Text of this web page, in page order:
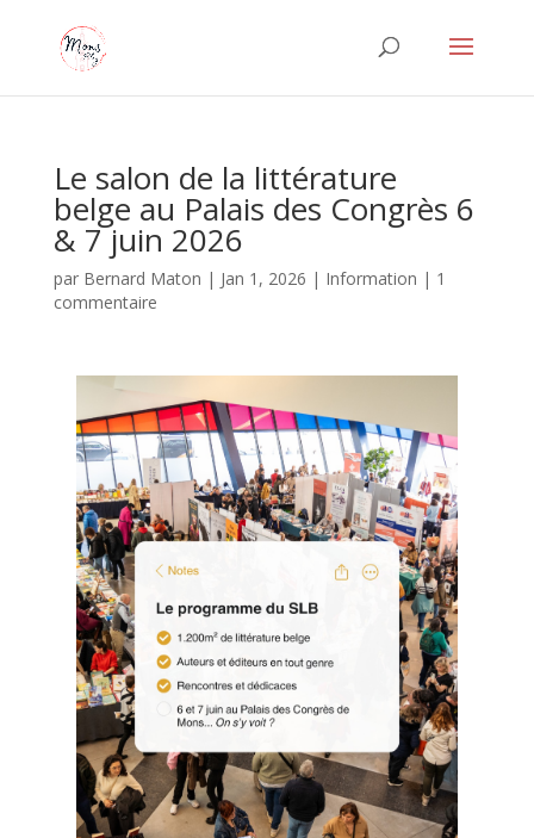
Le salon de la littérature
belge au Palais des Congrès 6
& 7 juin 2026
par Bernard Maton | Jan 1, 2026 | Information | 1
commentaire